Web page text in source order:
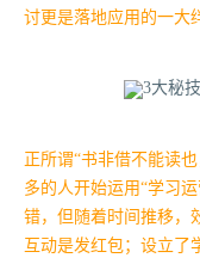
讨更是落地应用的一大
正所谓“书非借不能读
多的人开始运用“学习
错，但随着时间推移，
互动是发红包；设立了